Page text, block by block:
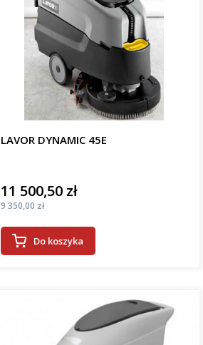
LAVOR DYNAMIC 45E
Cena
11 500,50 zł
Cena
9 350,00 zł
Do koszyka